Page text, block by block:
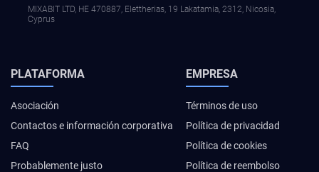
MIXABIT LTD, ΗΕ 470887, Elettherias, 19 Lakatamia, 2312, Nicosia,
Cyprus
PLATAFORMA
Asociación
Contactos e información corporativa
FAQ
Probablemente justo
EMPRESA
Términos de uso
Política de privacidad
Política de cookies
Política de reembolso